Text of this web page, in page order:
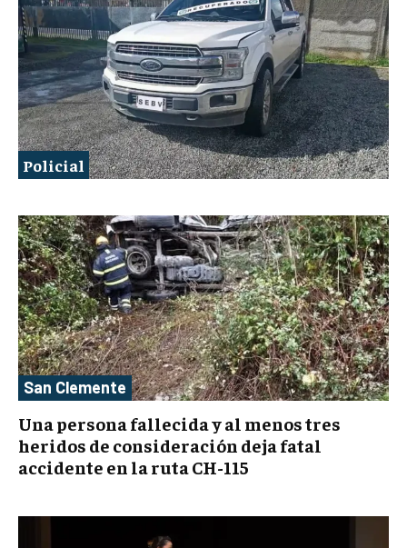
Policial
San Clemente
Una persona fallecida y al menos tres
heridos de consideración deja fatal
accidente en la ruta CH-115